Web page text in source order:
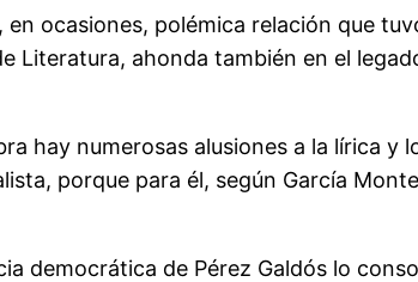
en ocasiones, polémica relación que
Literatura, ahonda también en el
hay numerosas alusiones a la lírica y
porque para él, según García
democrática de Pérez Galdós lo